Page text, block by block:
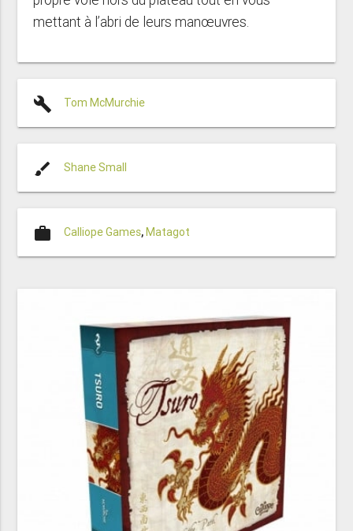
mettant à l’abri de leurs manœuvres.
build Tom McMurchie
brush Shane Small
work Calliope Games,Matagot